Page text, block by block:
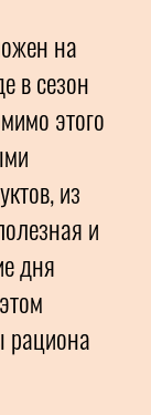
на
в сезон
этого
из
и
дня
рациона